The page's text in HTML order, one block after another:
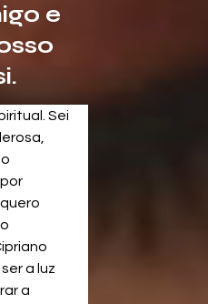
e
Sei
a luz
a